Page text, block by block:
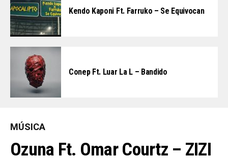
Kendo Kaponi Ft. Farruko – Se Equivocan
Conep Ft. Luar La L – Bandido
MÚSICA
Ozuna Ft. Omar Courtz – ZIZI